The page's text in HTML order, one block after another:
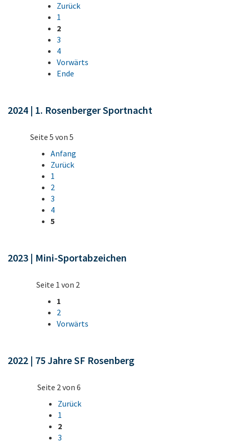
Zurück
1
2
3
4
Vorwärts
Ende
2024 | 1. Rosenberger Sportnacht
Seite 5 von 5
Anfang
Zurück
1
2
3
4
5
2023 | Mini-Sportabzeichen
Seite 1 von 2
1
2
Vorwärts
2022 | 75 Jahre SF Rosenberg
Seite 2 von 6
Zurück
1
2
3